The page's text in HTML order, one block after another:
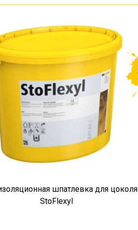
шпатлевка для цоколя
StoFlexyl